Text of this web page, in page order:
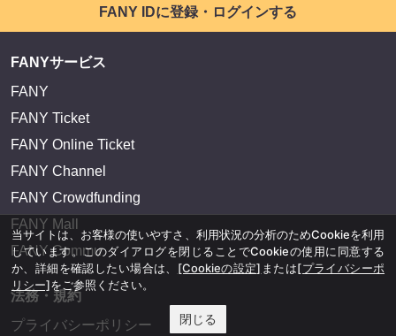
FANY IDに登録・ログインする
FANYサービス
FANY
FANY Ticket
FANY Online Ticket
FANY Channel
FANY Crowdfunding
FANY Mall
FANY Commu
法務・規約
プライバシーポリシー
当サイトは、お客様の使いやすさ、利用状況の分析のためCookieを利用
しています。このダイアログを閉じることでCookieの使用に同意する
か、詳細を確認したい場合は、 [Cookieの設定] または[プライバシーポ
リシー]をご参照ください。
閉じる